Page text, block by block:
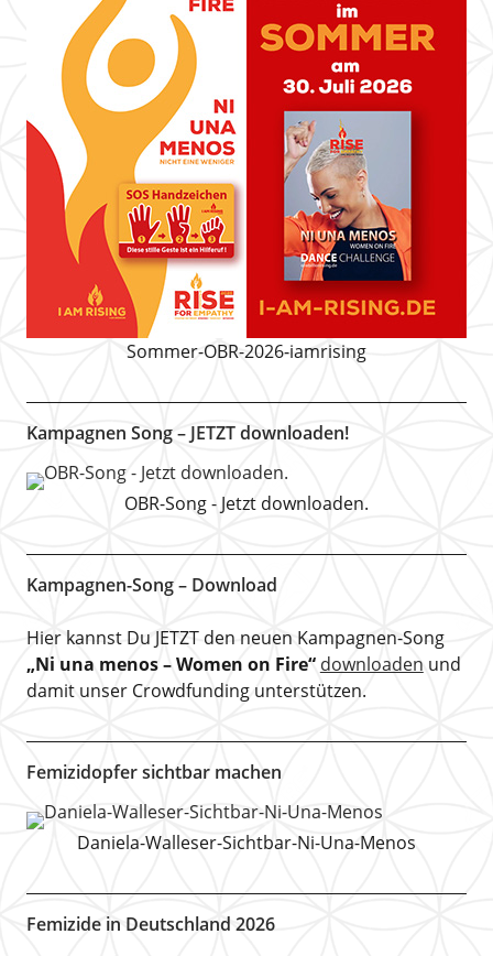
Sommer-OBR-2026-iamrising
Kampagnen Song – JETZT downloaden!
OBR-Song - Jetzt downloaden.
Kampagnen-Song – Download
Hier kannst Du JETZT den neuen Kampagnen-Song
„Ni una menos – Women on Fire“ downloaden und
damit unser Crowdfunding unterstützen.
Femizidopfer sichtbar machen
Daniela-Walleser-Sichtbar-Ni-Una-Menos
Femizide in Deutschland 2026